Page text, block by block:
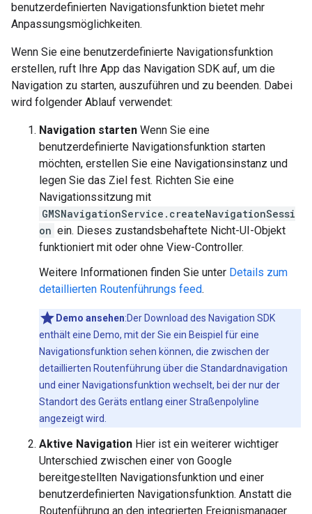
benutzerdefinierten Navigationsfunktion bietet mehr
Anpassungsmöglichkeiten.
Wenn Sie eine benutzerdefinierte Navigationsfunktion
erstellen, ruft Ihre App das Navigation SDK auf, um die
Navigation zu starten, auszuführen und zu beenden. Dabei
wird folgender Ablauf verwendet:
Navigation starten Wenn Sie eine
benutzerdefinierte Navigationsfunktion starten
möchten, erstellen Sie eine Navigationsinstanz und
legen Sie das Ziel fest. Richten Sie eine
Navigationssitzung mit
GMSNavigationService.createNavigationSessi
on ein. Dieses zustandsbehaftete Nicht-UI-Objekt
funktioniert mit oder ohne View-Controller.
Weitere Informationen finden Sie unter Details zum
detaillierten Routenführungs feed.
Demo ansehen:Der Download des Navigation SDK
enthält eine Demo, mit der Sie ein Beispiel für eine
Navigationsfunktion sehen können, die zwischen der
detaillierten Routenführung über die Standardnavigation
und einer Navigationsfunktion wechselt, bei der nur der
Standort des Geräts entlang einer Straßenpolyline
angezeigt wird.
Aktive Navigation Hier ist ein weiterer wichtiger
Unterschied zwischen einer von Google
bereitgestellten Navigationsfunktion und einer
benutzerdefinierten Navigationsfunktion. Anstatt die
Routenführung an den integrierten Ereignismanager